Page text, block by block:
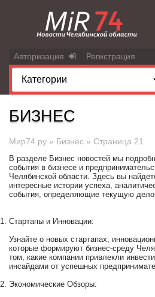
Авторизация Регистрация
БИЗНЕС
Мир74.ру » Бизнес » Страница 21
В разделе Бизнес новостей мы
события в бизнесе и
Челябинской области. Здесь вы
интересные истории успеха,
события, определяющие текущую
Стартапы и Инновации:
Узнайте о новых стартапах,
которые формируют бизнес-среду
том, какие компании привлекли
инсайдами от успешных
Экономические Обзоры: